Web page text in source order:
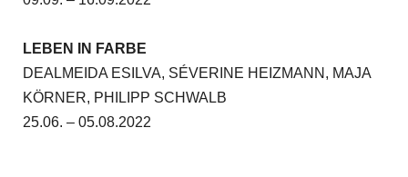
LEBEN IN FARBE
DEALMEIDA ESILVA, SÉVERINE HEIZMANN, MAJA
KÖRNER, PHILIPP SCHWALB
25.06. – 05.08.2022